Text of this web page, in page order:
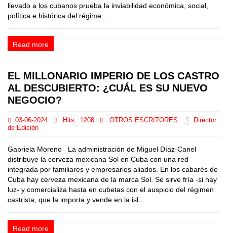
llevado a los cubanos prueba la inviabilidad económica, social,
política e histórica del régime...
Read more
EL MILLONARIO IMPERIO DE LOS CASTRO
AL DESCUBIERTO: ¿CUÁL ES SU NUEVO
NEGOCIO?
03-06-2024 Hits: 1208 OTROS ESCRITORES
Director
de Edición
Gabriela Moreno La administración de Miguel Díaz-Canel
distribuye la cerveza mexicana Sol en Cuba con una red
integrada por familiares y empresarios aliados. En los cabarés de
Cuba hay cerveza mexicana de la marca Sol. Se sirve fría -si hay
luz- y comercializa hasta en cubetas con el auspicio del régimen
castrista, que la importa y vende en la isl...
Read more